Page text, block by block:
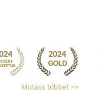
Mutass többet >>